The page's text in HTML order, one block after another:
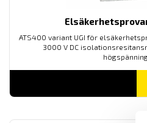
ATS400 variant UGI för
3000 V DC